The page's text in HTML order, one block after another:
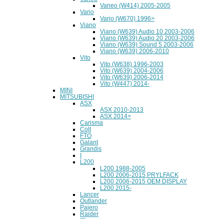
Vaneo (W414) 2005-2005
Vario
Vario (W670) 1996>
Viano
Viano (W639) Audio 10 2003-2006
Viano (W639) Audio 20 2003-2006
Viano (W639) Sound 5 2003-2006
Viano (W639) 2006-2010
Vito
Vito (W638) 1996-2003
Vito (W639) 2004-2006
Vito (W639) 2006-2014
Vito (W447) 2014-
MINI
MITSUBISHI
ASX
ASX 2010-2013
ASX 2014>
Carisma
Colt
FTO
Galant
Grandis
L200
L200 1988-2005
L200 2006-2015 PRYLFACK
L200 2006-2015 OEM DISPLAY
L200 2015-
Lancer
Outlander
Pajero
Raider